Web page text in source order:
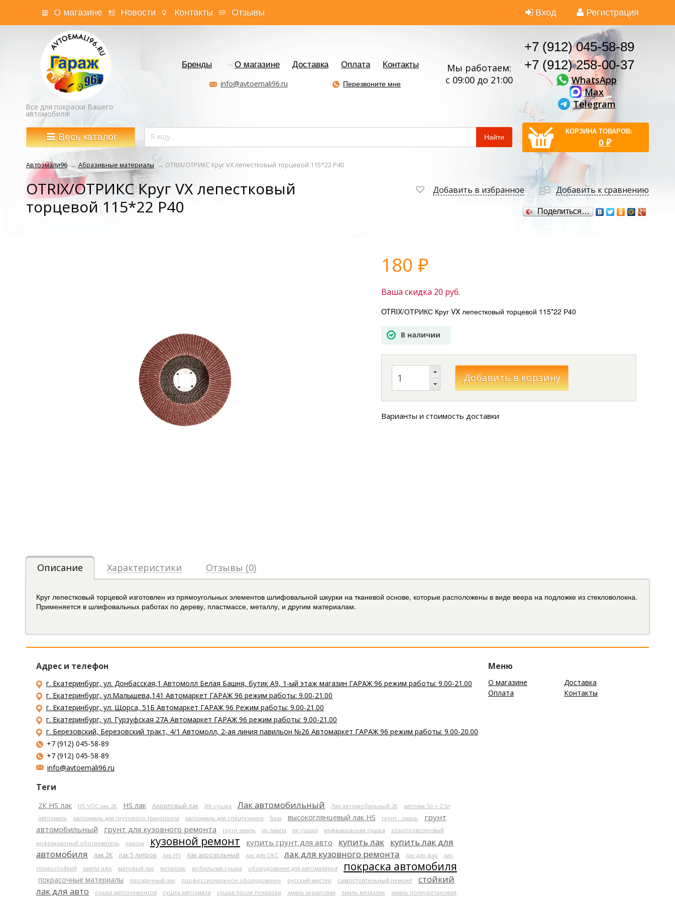
Вход Регистрация
О магазине Новости Контакты Отзывы
Все для покраски Вашего
автомобиля!
Бренды О магазине Доставка Оплата
Контакты
info@avtoemali96.ru
Перезвоните мне
Мы работаем:
с 09:00 до 21:00
+7 (912) 045-58-89
+7 (912) 258-00-37
WhatsApp
Max
Telegram
Весь каталог Найти
КОРЗИНА ТОВАРОВ:
0 ₽
Автоэмали96 →Абразивные материалы → OTRIX/ОТРИКС Круг VX лепестковый торцевой 115*22 Р40
OTRIX/ОТРИКС Круг VX лепестковый
торцевой 115*22 Р40
Добавить в избранное Добавить к сравнению
Поделиться…
180 ₽
Ваша скидка 20 руб.
OTRIX/ОТРИКС Круг VX лепестковый торцевой 115*22 Р40
В наличии
Варианты и стоимость доставки
Описание Характеристики Отзывы (0)
Круг лепестковый торцевой изготовлен из прямоугольных элементов шлифовальной шкурки на тканевой основе, которые расположены в виде веера на подложке из стекловолокна.
Применяется в шлифовальных работах по дереву, пластмассе, металлу, и другим материалам.
Адрес и телефон
г. Екатеринбург, ул. Донбасская,1 Автомолл Белая Башня, бутик А9, 1-ый этаж магазин ГАРАЖ 96 режим работы: 9.00-21.00
г. Екатеринбург, ул.Малышева,141 Автомаркет ГАРАЖ 96 режим работы: 9.00-21.00
г. Екатеринбург, ул. Щорса, 51Б Автомаркет ГАРАЖ 96 Режим работы: 9.00-21.00
г. Екатеринбург, ул. Гурзуфская 27А Автомаркет ГАРАЖ 96 режим работы: 9.00-21.00
г. Березовский, Березовский тракт, 4/1 Автомолл, 2-ая линия павильон №26 Автомаркет ГАРАЖ 96 режим работы: 9.00-20.00
+7 (912) 045-58-89
+7 (912) 045-58-89
info@avtoemali96.ru
Теги
2К HS лак HS VOC лак 2К HS лак Акриловый лак ИК-сушка Лак автомобильный Лак автомобильный 2К
автолак 5л + 2.5л
автоэмаль
автоэмаль для грузового транспорта автоэмаль для спецтехники база высокоглянцевый лак HS грунт - эмаль
грунт
автомобильный
грунт для кузовного ремонта грунт эмаль ик лампа ик сушка инфракрасная сушка
коротковолновый
инфракрасный обогреватель
краска кузовной ремонт купить грунт для авто купить лак купить лак для
автомобиля
лак 2К лак 5 литров лак HS лак аэрозольный лак для ОКС лак для кузовного ремонта лак для фар
лак
термостойкий
лампа ифк матовый лак металлик мобильная сушка оборудование для автомалярки покраска автомобиля
покрасочные материалы прозрачный лак профессиональное оборудование русский мастер самостоятельный ремонт
стойкий
лак для авто
сушка автоэлементов сушка автоэмали сушка после покраски эмаль акриловая эмаль металлик эмаль полиуретановая
Меню
О магазине
Доставка
Оплата
Контакты